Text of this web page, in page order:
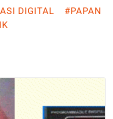
DIGITAL
#PAPAN